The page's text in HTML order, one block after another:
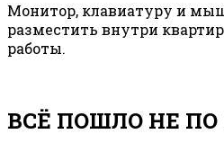
Монитор, клавиатуру и
разместить внутри
работы.
ВСЁ ПОШЛО НЕ